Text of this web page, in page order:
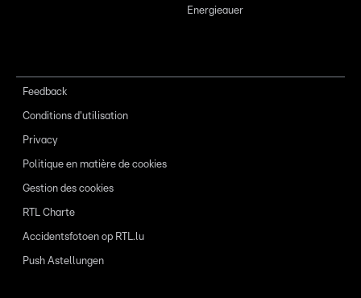
Energieauer
Feedback
Conditions d'utilisation
Privacy
Politique en matière de cookies
Gestion des cookies
RTL Charte
Accidentsfotoen op RTL.lu
Push Astellungen